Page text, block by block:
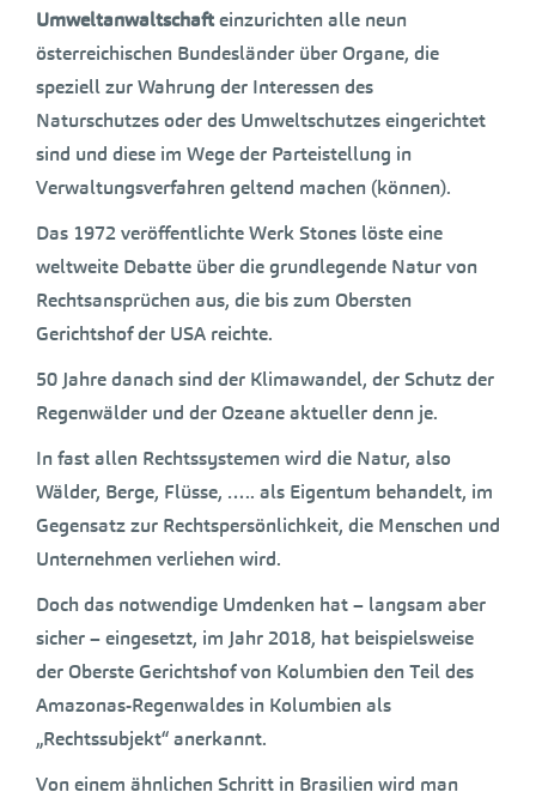
Umweltanwaltschafteinzurichten alle neun
österreichischen Bundesländer über Organe, die
speziell zur Wahrung der Interessen des
Naturschutzes oder des Umweltschutzes eingerichtet
sind und diese im Wege der Parteistellung in
Verwaltungsverfahren geltend machen (können).
Das 1972 veröffentlichte Werk Stones löste eine
weltweite Debatte über die grundlegende Natur von
Rechtsansprüchen aus, die bis zum Obersten
Gerichtshof der USA reichte.
50 Jahre danach sind der Klimawandel, der Schutz der
Regenwälder und der Ozeane aktueller denn je.
In fast allen Rechtssystemen wird die Natur, also
Wälder, Berge, Flüsse, ….. als Eigentum behandelt, im
Gegensatz zur Rechtspersönlichkeit, die Menschen und
Unternehmen verliehen wird.
Doch das notwendige Umdenken hat – langsam aber
sicher – eingesetzt, im Jahr 2018, hat beispielsweise
der Oberste Gerichtshof von Kolumbien den Teil des
Amazonas-Regenwaldes in Kolumbien als
„Rechtssubjekt“ anerkannt.
Von einem ähnlichen Schritt in Brasilien wird man